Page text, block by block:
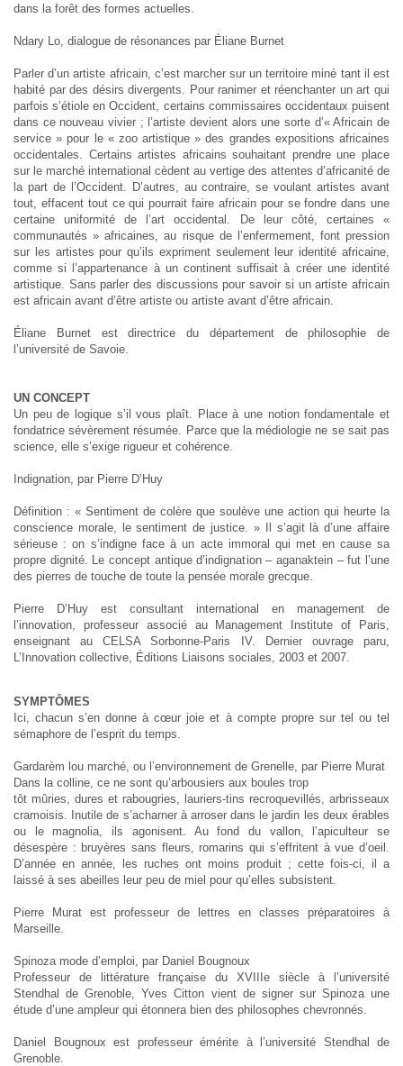
dans la forêt des formes actuelles.
Ndary Lo, dialogue de résonances par Éliane Burnet
Parler d’un artiste africain, c’est marcher sur un territoire miné tant il est
habité par des désirs divergents. Pour ranimer et réenchanter un art qui
parfois s’étiole en Occident, certains commissaires occidentaux puisent
dans ce nouveau vivier ; l’artiste devient alors une sorte d’« Africain de
service » pour le « zoo artistique » des grandes expositions africaines
occidentales. Certains artistes africains souhaitant prendre une place
sur le marché international cèdent au vertige des attentes d’africanité de
la part de l’Occident. D’autres, au contraire, se voulant artistes avant
tout, effacent tout ce qui pourrait faire africain pour se fondre dans une
certaine uniformité de l’art occidental. De leur côté, certaines «
communautés » africaines, au risque de l’enfermement, font pression
sur les artistes pour qu’ils expriment seulement leur identité africaine,
comme si l’appartenance à un continent suffisait à créer une identité
artistique. Sans parler des discussions pour savoir si un artiste africain
est africain avant d’être artiste ou artiste avant d’être africain.
Éliane Burnet est directrice du département de philosophie de
l’université de Savoie.
UN CONCEPT
Un peu de logique s’il vous plaît. Place à une notion fondamentale et
fondatrice sévèrement résumée. Parce que la médiologie ne se sait pas
science, elle s’exige rigueur et cohérence.
Indignation, par Pierre D’Huy
Définition : « Sentiment de colère que soulève une action qui heurte la
conscience morale, le sentiment de justice. » Il s’agit là d’une affaire
sérieuse : on s’indigne face à un acte immoral qui met en cause sa
propre dignité. Le concept antique d’indignation – aganaktein – fut l’une
des pierres de touche de toute la pensée morale grecque.
Pierre D’Huy est consultant international en management de
l’innovation, professeur associé au Management Institute of Paris,
enseignant au CELSA Sorbonne-Paris IV. Dernier ouvrage paru,
L’Innovation collective, Éditions Liaisons sociales, 2003 et 2007.
SYMPTÔMES
Ici, chacun s’en donne à cœur joie et à compte propre sur tel ou tel
sémaphore de l’esprit du temps.
Gardarèm lou marché, ou l’environnement de Grenelle, par Pierre Murat
Dans la colline, ce ne sont qu’arbousiers aux boules trop
tôt mûries, dures et rabougries, lauriers-tins recroquevillés, arbrisseaux
cramoisis. Inutile de s’acharner à arroser dans le jardin les deux érables
ou le magnolia, ils agonisent. Au fond du vallon, l’apiculteur se
désespère : bruyères sans fleurs, romarins qui s’effritent à vue d’oeil.
D’année en année, les ruches ont moins produit ; cette fois-ci, il a
laissé à ses abeilles leur peu de miel pour qu’elles subsistent.
Pierre Murat est professeur de lettres en classes préparatoires à
Marseille.
Spinoza mode d’emploi, par Daniel Bougnoux
Professeur de littérature française du XVIIIe siècle à l’université
Stendhal de Grenoble, Yves Citton vient de signer sur Spinoza une
étude d’une ampleur qui étonnera bien des philosophes chevronnés.
Daniel Bougnoux est professeur émérite à l’université Stendhal de
Grenoble.